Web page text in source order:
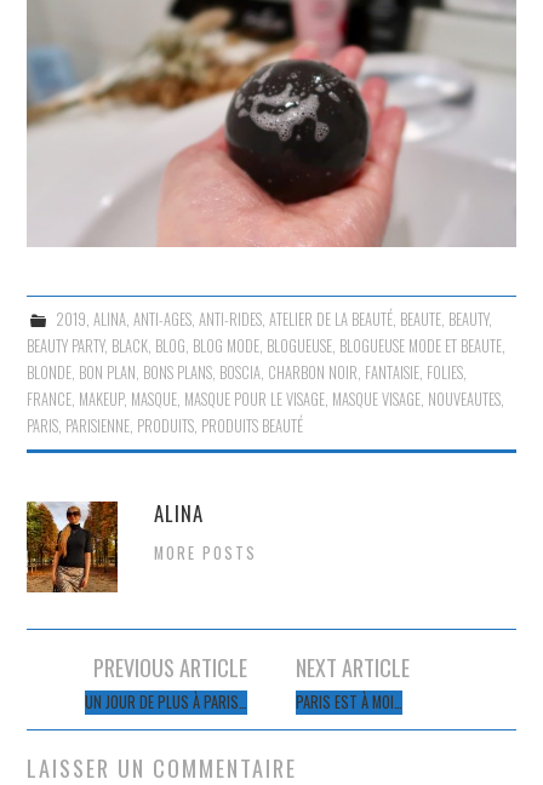
2019 ALINA, ANTI-AGES, ANTI-RIDES, ATELIER DE LA BEAUTÉ, BEAUTE, BEAUTY,
BEAUTY PARTY, BLACK BLOG BLOG MODE BLOGUEUSE BLOGUEUSE MODE ET BEAUTE
BLONDE BON PLAN BONS PLANS BOSCIA CHARBON NOIR FANTAISIE FOLIES
FRANCE MAKEUP, MASQUE MASQUE POUR LE VISAGE MASQUE VISAGE NOUVEAUTES
PARIS PARISIENNE PRODUITS PRODUITS BEAUTÉ
ALINA
MORE POSTS
Navigation
articles
PREVIOUS ARTICLE
UN JOUR DE PLUS À PARIS…
NEXT ARTICLE
PARIS EST À MOI…
LAISSER UN COMMENTAIRE